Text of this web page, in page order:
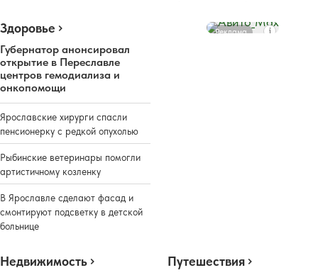
Здоровье
Губернатор анонсировал
открытие в Переславле
центров гемодиализа и
онкопомощи
Ярославские хирурги спасли
пенсионерку с редкой опухолью
Рыбинские ветеринары помогли
артистичному козленку
В Ярославле сделают фасад и
смонтируют подсветку в детской
больнице
Реклама
Недвижимость Путешествия